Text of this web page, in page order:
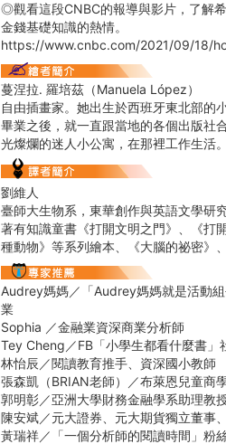
◎觀看這段CNBC的報導與影片，了解
金錢基礎知識的熱情。
https://www.cnbc.com/2021/09/18/
蔓涅拉․ 羅培茲（Manuela López）
自由插畫家。她出生於西班牙東北部的
畢業之後，就一直跟當地的各個出版社
光燦爛的迷人小公寓，在那裡工作生活
劉維人
臺師大生物系，東華創作與英語文學研
著有知識童書《打開文明之門》、《打
種動物》等系列繪本、《大腦的祕密》
Audrey媽媽／「Audrey媽媽就是活動
業
Sophia ／金融業資深商業分析師
Tey Cheng／FB「小學生都看什麼書」
林怡辰／閱讀教育推手、資深國小教師
張森凱（BRIAN老師）／布萊恩兒童商
郭明彰／亞洲大學財務金融學系助理教
陳安斌／元大證券、元大期貨獨立董事
黃瑞祥／「一個分析師的閱讀時間」粉